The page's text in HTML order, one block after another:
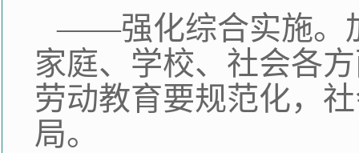
——强化综合实施。
家庭、学校、社会各
劳动教育要规范化，
局。